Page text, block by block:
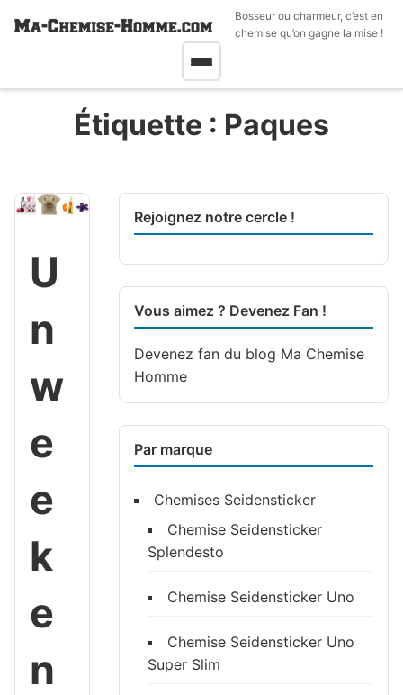
Bosseur ou charmeur, c’est en
chemise qu’on gagne la mise !
Étiquette : Paques
U
n
w
e
e
k
e
n
Rejoignez notre cercle !
Vous aimez ? Devenez Fan !
Devenez fan du blog Ma Chemise
Homme
Par marque
Chemises Seidensticker
Chemise Seidensticker
Splendesto
Chemise Seidensticker Uno
Chemise Seidensticker Uno
Super Slim